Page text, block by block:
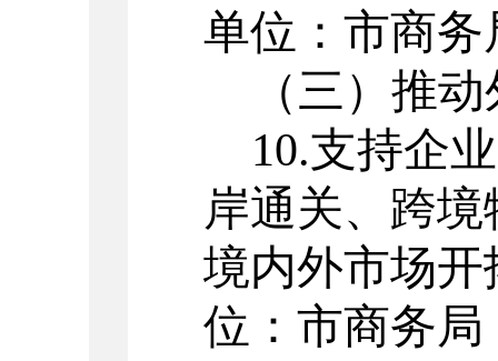
单位：市商务
（三） 推动
10.支持企
岸通关、跨
境内外市场
位：市商务